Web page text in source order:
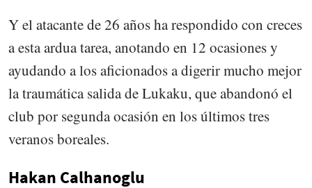
Y el atacante de 26 años ha respondido con creces
a esta ardua tarea, anotando en 12 ocasiones y
ayudando a los aficionados a digerir mucho mejor
la traumática salida de Lukaku, que abandonó el
club por segunda ocasión en los últimos tres
veranos boreales.
Hakan Calhanoglu